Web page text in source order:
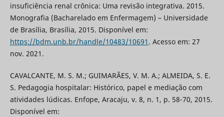
insuficiência renal crônica: Uma revisão integrativa. 2015.
Monografia (Bacharelado em Enfermagem) – Universidade
de Brasília, Brasília, 2015. Disponível em:
https://bdm.unb.br/handle/10483/10691 . Acesso em: 27
nov. 2021.
CAVALCANTE, M. S. M.; GUIMARÃES, V. M. A.; ALMEIDA, S. E.
S. Pedagogia hospitalar: Histórico, papel e mediação com
atividades lúdicas. Enfope, Aracaju, v. 8, n. 1, p. 58-70, 2015.
Disponível em: